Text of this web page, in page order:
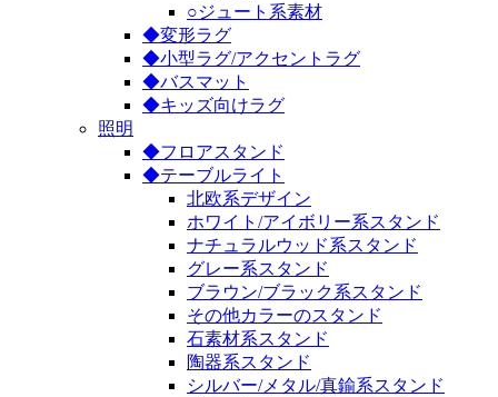
○ジュート系素材
◆変形ラグ
◆小型ラグ/アクセントラグ
◆バスマット
◆キッズ向けラグ
照明
◆フロアスタンド
◆テーブルライト
北欧系デザイン
ホワイト/アイボリー系スタンド
ナチュラルウッド系スタンド
グレー系スタンド
ブラウン/ブラック系スタンド
その他カラーのスタンド
石素材系スタンド
陶器系スタンド
シルバー/メタル/真鍮系スタンド